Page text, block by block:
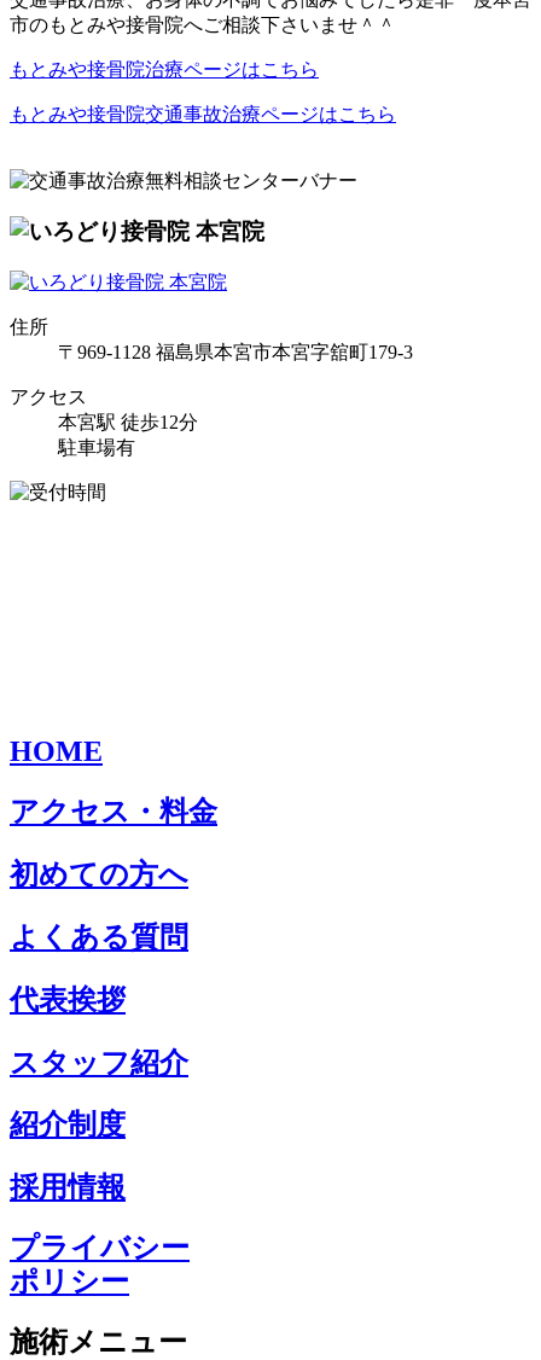
市のもとみや接骨院へご相談下さいませ＾＾
もとみや接骨院治療ページはこちら
もとみや接骨院交通事故治療ページはこちら
住所
〒969-1128 福島県本宮市本宮字舘町179-3
アクセス
本宮駅 徒歩12分
駐車場有
HOME
アクセス・料金
初めての方へ
よくある質問
代表挨拶
スタッフ紹介
紹介制度
採用情報
プライバシー
ポリシー
施術メニュー